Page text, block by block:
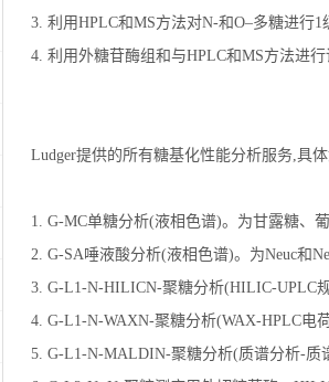
3. 利用HPLC和MS方法对N-和O–多糖进行1
4. 利用外糖苷酶组和与HPLC和MS方法进
Ludger提供的所有糖基化性能分析服务,具体
1. G-MC单糖分析(液相色谱)。为甘露糖、
2. G-SA唾液酸分析(液相色谱)。为Neuc和
3. G-L1-N-HILICN-聚糖分析(HILIC-UPLC
4. G-L1-N-WAXN-聚糖分析(WAX-HPLC电
5. G-L1-N-MALDIN-聚糖分析(质谱分析-质